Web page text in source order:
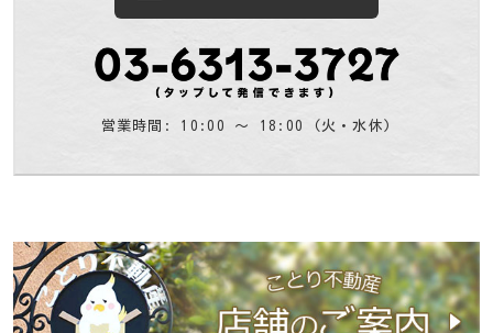
営業時間: 10:00 〜 18:00 (火・水休)